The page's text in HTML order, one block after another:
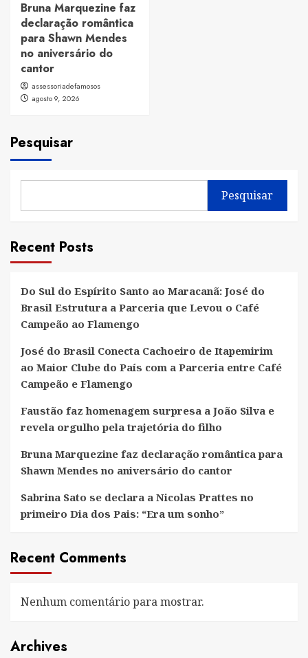
Bruna Marquezine faz
declaração romântica
para Shawn Mendes
no aniversário do
cantor
assessoriadefamosos
agosto 9, 2026
Pesquisar
Pesquisar
Recent Posts
Do Sul do Espírito Santo ao Maracanã: José do
Brasil Estrutura a Parceria que Levou o Café
Campeão ao Flamengo
José do Brasil Conecta Cachoeiro de Itapemirim
ao Maior Clube do País com a Parceria entre Café
Campeão e Flamengo
Faustão faz homenagem surpresa a João Silva e
revela orgulho pela trajetória do filho
Bruna Marquezine faz declaração romântica para
Shawn Mendes no aniversário do cantor
Sabrina Sato se declara a Nicolas Prattes no
primeiro Dia dos Pais: “Era um sonho”
Recent Comments
Nenhum comentário para mostrar.
Archives